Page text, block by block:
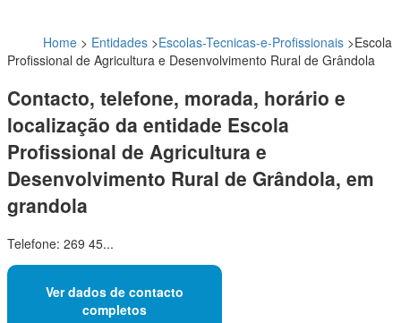
Home > Entidades >Escolas-Tecnicas-e-Profissionais >Escola
Profissional de Agricultura e Desenvolvimento Rural de Grândola
Contacto, telefone, morada, horário e
localização da entidade Escola
Profissional de Agricultura e
Desenvolvimento Rural de Grândola, em
grandola
Telefone: 269 45...
Ver dados de contacto
completos